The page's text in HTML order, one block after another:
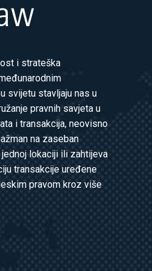
i strateška
svijetu stavljaju nas u
pravnih savjeta u
i transakcija, neovisno
na zaseban
lokaciji ili zahtijeva
transakcije uređene
pravom kroz više